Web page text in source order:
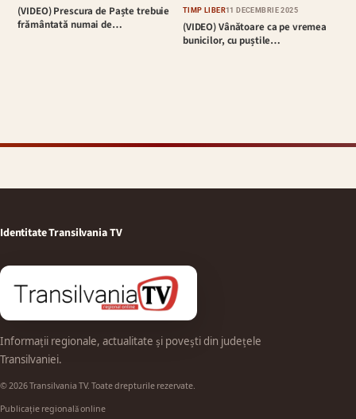
(VIDEO) Prescura de Paște trebuie
frământată numai de…
TIMP LIBER11 DECEMBRIE 2025
(VIDEO) Vânătoare ca pe vremea
bunicilor, cu puștile…
Identitate Transilvania TV
Informații regionale, actualitate și povești din județele
Transilvaniei.
© 2026 Transilvania TV. Toate drepturile rezervate.
Publicație regională online